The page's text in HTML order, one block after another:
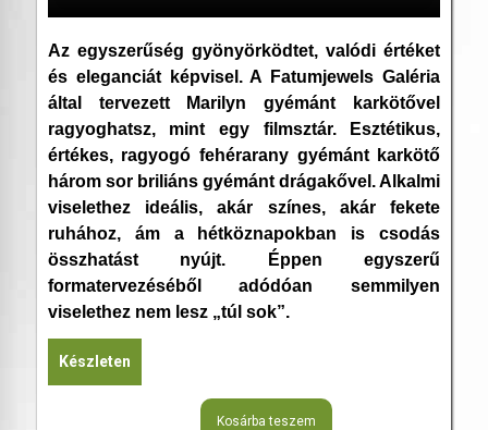
Az egyszerűség gyönyörködtet, valódi értéket
és eleganciát képvisel. A Fatumjewels Galéria
által tervezett Marilyn gyémánt karkötővel
ragyoghatsz, mint egy filmsztár. Esztétikus,
értékes, ragyogó fehérarany gyémánt karkötő
három sor briliáns gyémánt drágakővel. Alkalmi
viselethez ideális, akár színes, akár fekete
ruhához, ám a hétköznapokban is csodás
összhatást nyújt. Éppen egyszerű
formatervezéséből adódóan semmilyen
viselethez nem lesz „túl sok”.
Készleten
Kosárba teszem